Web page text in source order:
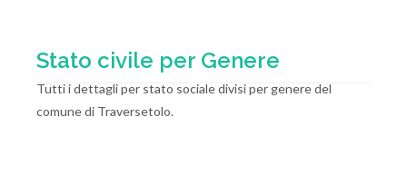
Stato civile per Genere
Tutti i dettagli per stato sociale divisi per genere del
comune di Traversetolo.